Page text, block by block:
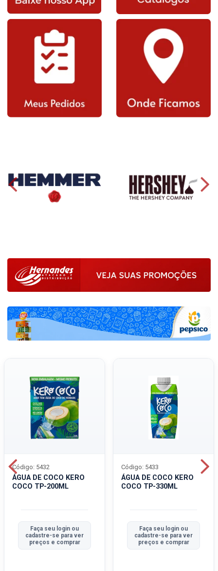
ÁGUA DE COCO KERO
COCO TP-200ML
Código: 5432
Faça seu login ou
cadastre-se para ver
preços e comprar
ÁGUA DE COCO KERO
COCO TP-330ML
Código: 5433
Faça seu login ou
cadastre-se para ver
preços e comprar